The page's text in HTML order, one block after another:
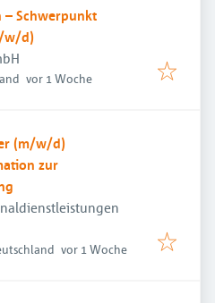
Schwerpunkt
w/d)
Veröffentlicht
vor 1 Woche
(m/w/d)
zur
Veröffentlicht
vor 1 Woche